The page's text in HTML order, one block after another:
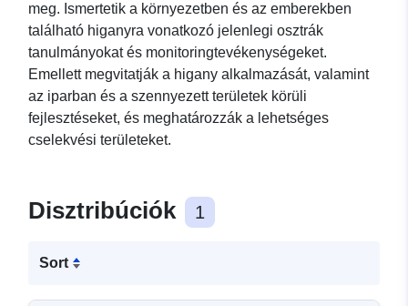
meg. Ismertetik a környezetben és az emberekben
található higanyra vonatkozó jelenlegi osztrák
tanulmányokat és monitoringtevékenységeket.
Emellett megvitatják a higany alkalmazását, valamint
az iparban és a szennyezett területek körüli
fejlesztéseket, és meghatározzák a lehetséges
cselekvési területeket.
Disztribúciók 1
Sort